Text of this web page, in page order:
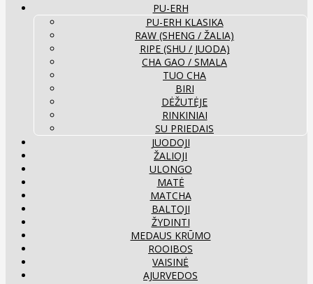
PU-ERH
PU-ERH KLASIKA
RAW (SHENG / ŽALIA)
RIPE (SHU / JUODA)
CHA GAO / SMALA
TUO CHA
BIRI
DĖŽUTĖJE
RINKINIAI
SU PRIEDAIS
JUODOJI
ŽALIOJI
ULONGO
MATĖ
MATCHA
BALTOJI
ŽYDINTI
MEDAUS KRŪMO
ROOIBOS
VAISINĖ
AJURVEDOS